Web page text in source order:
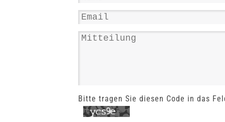
Bitte tragen Sie diesen Code in das